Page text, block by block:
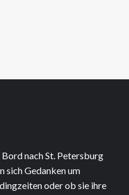
nach St. Petersburg
sich Gedanken um
oder ob sie ihre